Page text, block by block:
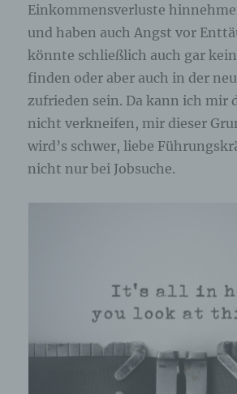
Einkommensverluste
und haben auch Angst vor
könnte schließlich auch gar
finden oder aber auch in der
zufrieden sein. Da kann ich mir
nicht verkneifen, mir dieser
wird’s schwer, liebe
nicht nur bei Jobsuche.